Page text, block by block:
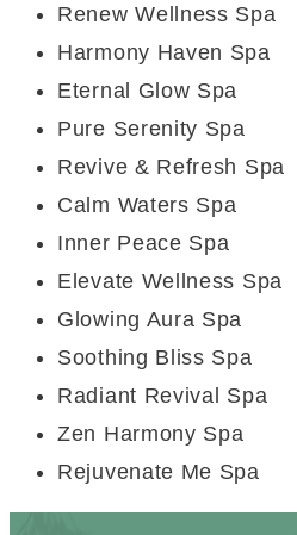
Renew Wellness Spa
Harmony Haven Spa
Eternal Glow Spa
Pure Serenity Spa
Revive & Refresh Spa
Calm Waters Spa
Inner Peace Spa
Elevate Wellness Spa
Glowing Aura Spa
Soothing Bliss Spa
Radiant Revival Spa
Zen Harmony Spa
Rejuvenate Me Spa